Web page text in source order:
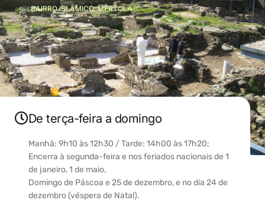
BAIRRO ISLÂMICO, MÉRTOLA
De terça-feira a domingo
Manhã: 9h10 às 12h30 / Tarde: 14h00 às 17h20;
Encerra à segunda-feira e nos feriados nacionais de 1
de janeiro, 1 de maio,
Domingo de Páscoa e 25 de dezembro, e no dia 24 de
dezembro (véspera de Natal).
PT